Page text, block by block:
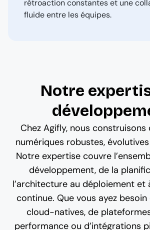
rétroaction constantes et une
fluide entre les équipes.
Notre
Chez Agifly, nous construisons
numériques robustes,
Notre expertise couvre
développement, de la
l’architecture au déploiement et
continue. Que vous ayez besoin
cloud-natives, de
performance ou d’intégrations